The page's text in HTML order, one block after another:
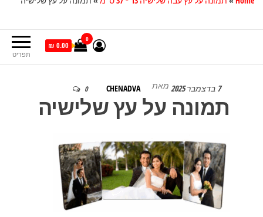
תפריט
0
0.00 ₪
7 בדצמבר 2025 מאת CHENADVA
0
תמונה על עץ שלישיה